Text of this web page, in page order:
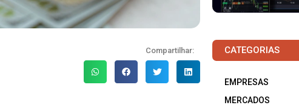
Compartilhar: CATEGORIAS
EMPRESAS
MERCADOS